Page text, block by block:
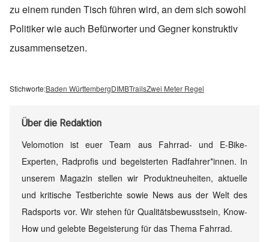
zu einem runden Tisch führen wird, an dem sich sowohl
Politiker wie auch Befürworter und Gegner konstruktiv
zusammensetzen.
Stichworte:Baden WürttembergDIMBTrailsZwei Meter Regel
Überdie Redaktion
Velomotion ist euer Team aus Fahrrad- und E-Bike-
Experten, Radprofis und begeisterten Radfahrer*innen. In
unserem Magazin stellen wir Produktneuheiten, aktuelle
und kritische Testberichte sowie News aus der Welt des
Radsports vor. Wir stehen für Qualitätsbewusstsein, Know-
How und gelebte Begeisterung für das Thema Fahrrad.